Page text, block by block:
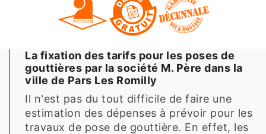
La fixation des tarifs pour les poses de
gouttières par la société M. Père dans la
ville de Pars Les Romilly
Il n'est pas du tout difficile de faire une
estimation des dépenses à prévoir pour les
travaux de pose de gouttière. En effet, les